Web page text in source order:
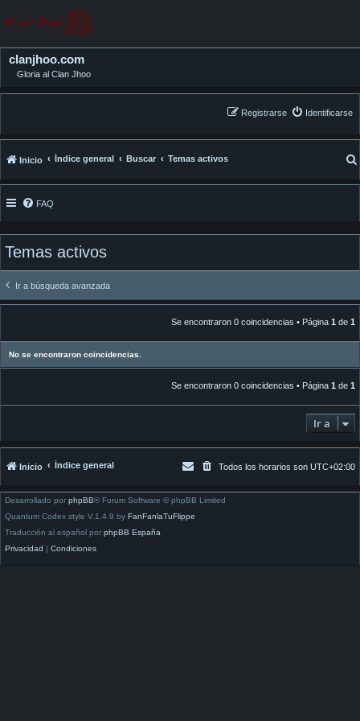
clanjhoo.com
Gloria al Clan Jhoo
Identificarse
Registrarse
Inicio Índice general Buscar Temas activos
FAQ
Temas activos
Ir a búsqueda avanzada
Se encontraron 0 coincidencias • Página 1 de 1
No se encontraron coincidencias.
Se encontraron 0 coincidencias • Página 1 de 1
Ir a
Inicio Índice general Todos los horarios son UTC+02:00
Desarrollado por phpBB® Forum Software © phpBB Limited
Quantum Codex style V.1.4.9 by FanFanlaTuFlippe
Traducción al español por phpBB España
Privacidad
Condiciones